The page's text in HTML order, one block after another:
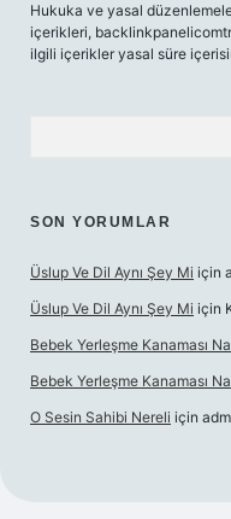
Hukuka ve yasal
içerikleri,
ilgili içerikler yasal süre
SON YORUMLAR
Üslup Ve Dil Aynı Şey Mi için
Üslup Ve Dil Aynı Şey Mi için
Bebek Yerleşme Kanaması
Bebek Yerleşme Kanaması
O Sesin Sahibi Nereli için